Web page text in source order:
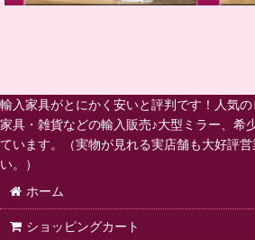
輸入家具がとにかく安いと評判です！人気
家具・雑貨などの輸入販売♪大型ミラー、希
ています。（実物が見れる実店舗も大好評
い。）
ホーム
ショッピングカート